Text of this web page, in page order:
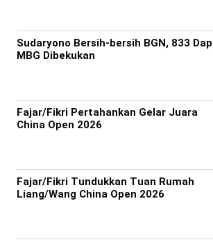
Sudaryono Bersih-bersih BGN, 833
MBG Dibekukan
Fajar/Fikri Pertahankan Gelar Juara
China Open 2026
Fajar/Fikri Tundukkan Tuan Rumah
Liang/Wang China Open 2026